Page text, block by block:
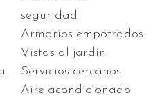
seguridad
Armarios empotrados
Vistas al jardín
Servicios cercanos
Aire acondicionado